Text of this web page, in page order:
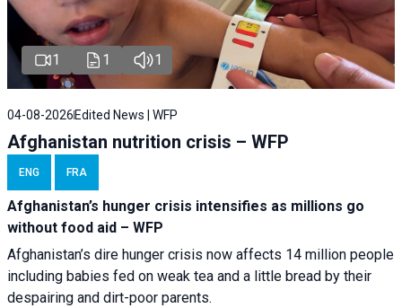
1 1 1
04-08-2026 Edited News | WFP
Afghanistan nutrition crisis – WFP
ENG FRA
Afghanistan’s hunger crisis intensifies as millions go
without food aid – WFP
Afghanistan’s dire hunger crisis now affects 14 million people
including babies fed on weak tea and a little bread by their
despairing and dirt-poor parents.